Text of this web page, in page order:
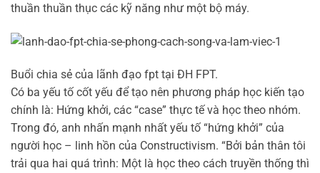
thuần thuần thục các kỹ năng như một bộ máy.
Buổi chia sẻ của lãnh đạo fpt tại ĐH FPT.
Có ba yếu tố cốt yếu để tạo nên phương pháp học kiến tạo
chính là: Hứng khởi, các “case” thực tế và học theo nhóm.
Trong đó, anh nhấn mạnh nhất yếu tố “hứng khởi” của
người học – linh hồn của Constructivism. “Bởi bản thân tôi
trải qua hai quá trình: Một là học theo cách truyền thống thì